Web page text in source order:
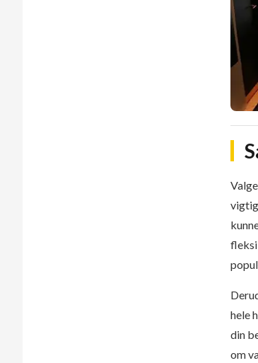
hele
din
om